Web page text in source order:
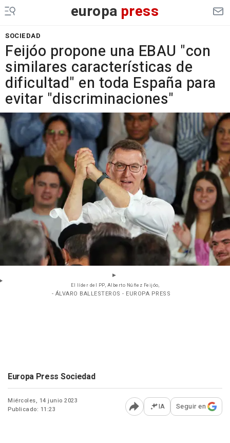
europa press
SOCIEDAD
Feijóo propone una EBAU "con
similares características de
dificultad" en toda España para
evitar "discriminaciones"
El líder del PP, Alberto Núñez Feijóo,
- ÁLVARO BALLESTEROS - EUROPA PRESS
Europa Press Sociedad
Miércoles, 14 junio 2023
Publicado: 11:23
Abrir opciones para
IA Seguir en